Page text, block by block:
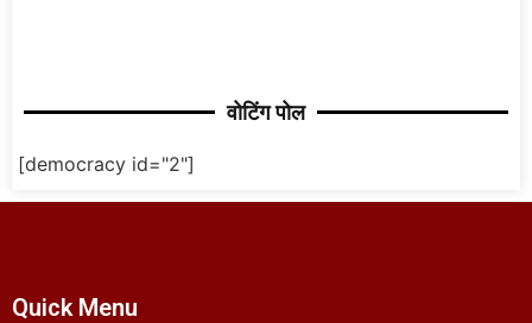
वोटिंग पोल
[democracy id="2"]
Quick Menu